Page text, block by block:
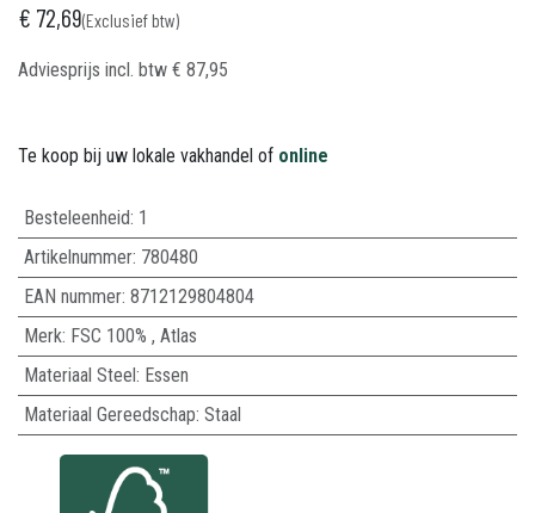
€ 72,69(Exclusief btw)
Adviesprijs incl. btw € 87,95
Te koop bij uw lokale vakhandel of online
Besteleenheid: 1
Artikelnummer: 780480
EAN nummer: 8712129804804
Merk: FSC 100% , Atlas
Materiaal Steel: Essen
Materiaal Gereedschap: Staal